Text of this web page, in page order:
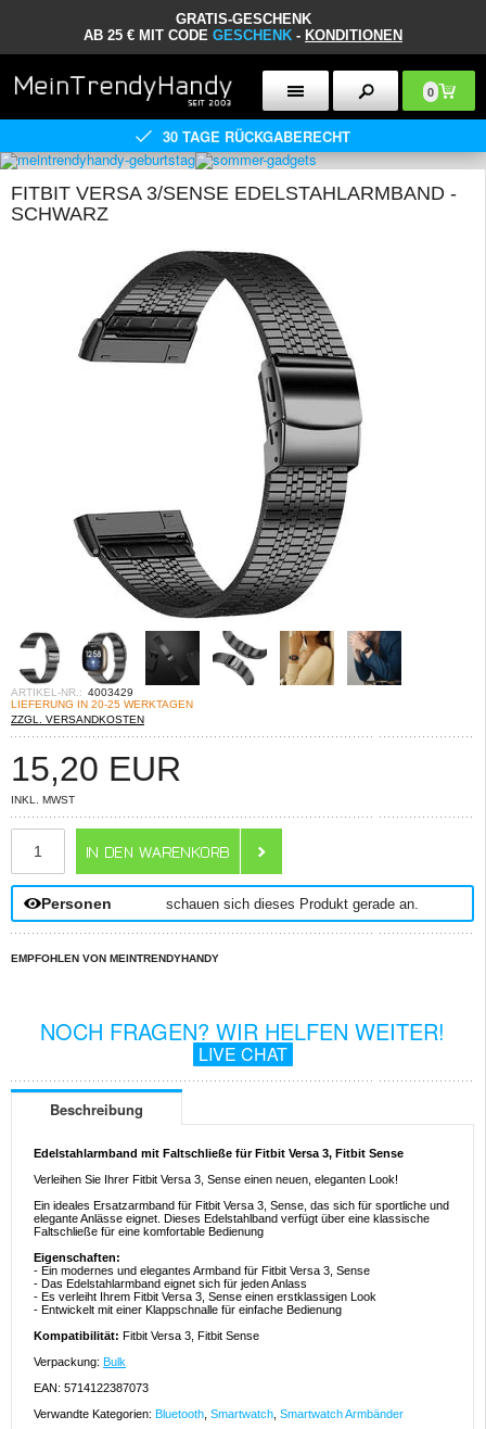
GRATIS-GESCHENK
AB 25 € MIT CODE GESCHENK - KONDITIONEN
0
30 TAGE RÜCKGABERECHT
FITBIT VERSA 3/SENSE EDELSTAHLARMBAND -
SCHWARZ
ARTIKEL-NR.: 4003429
LIEFERUNG IN 20-25 WERKTAGEN
ZZGL. VERSANDKOSTEN
15,20 EUR
INKL. MWST
Personen schauen sich dieses Produkt gerade an.
EMPFOHLEN VON MEINTRENDYHANDY
NOCH FRAGEN? WIR HELFEN WEITER!
LIVE CHAT
Beschreibung
Edelstahlarmband mit Faltschließe für Fitbit Versa 3, Fitbit Sense
Verleihen Sie Ihrer Fitbit Versa 3, Sense einen neuen, eleganten Look!
Ein ideales Ersatzarmband für Fitbit Versa 3, Sense, das sich für sportliche und
elegante Anlässe eignet. Dieses Edelstahlband verfügt über eine klassische
Faltschließe für eine komfortable Bedienung
Eigenschaften:
- Ein modernes und elegantes Armband für Fitbit Versa 3, Sense
- Das Edelstahlarmband eignet sich für jeden Anlass
- Es verleiht Ihrem Fitbit Versa 3, Sense einen erstklassigen Look
- Entwickelt mit einer Klappschnalle für einfache Bedienung
Kompatibilität: Fitbit Versa 3, Fitbit Sense
Verpackung: Bulk
EAN: 5714122387073
Verwandte Kategorien: Bluetooth Smartwatch Smartwatch Armbänder